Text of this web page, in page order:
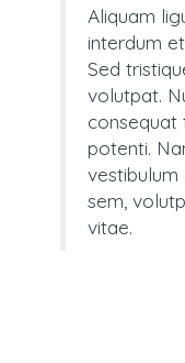
Aliquam
interdum
Sed
volutpat.
consequat
potenti.
vestibulum
sem,
vitae.